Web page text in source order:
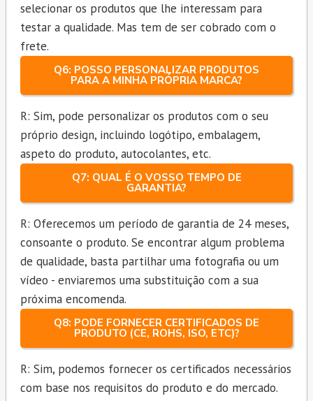
selecionar os produtos que lhe interessam para
testar a qualidade. Mas tem de ser cobrado com o
frete.
Q6: POSSO PERSONALIZAR PRODUTOS
PARA A MINHA PRÓPRIA MARCA?
R: Sim, pode personalizar os produtos com o seu
próprio design, incluindo logótipo, embalagem,
aspeto do produto, autocolantes, etc.
Q7: QUAL É O VOSSO TEMPO DE
GARANTIA?
R: Oferecemos um período de garantia de 24 meses,
consoante o produto. Se encontrar algum problema
de qualidade, basta partilhar uma fotografia ou um
vídeo - enviaremos uma substituição com a sua
próxima encomenda.
Q8: PODE FORNECER CERTIFICADOS DE
PRODUTO (CE, ROHS, ISO, ETC)?
R: Sim, podemos fornecer os certificados necessários
com base nos requisitos do produto e do mercado.